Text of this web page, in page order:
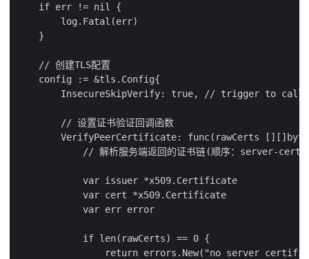
    if err != nil {
        log.Fatal(err)
    }
    // 创建TLS配置
    config := &tls.Config{
InsecureSkipVerify: true, // trigger to call
        // 设置证书验证回调函数
VerifyPeerCertificate: func(rawCerts
// 解析服务端返回的证书链(顺序：server-
            var issuer *x509.Certificate
            var cert *x509.Certificate
            var err error
            if len(rawCerts) == 0 {
return errors.New("no server